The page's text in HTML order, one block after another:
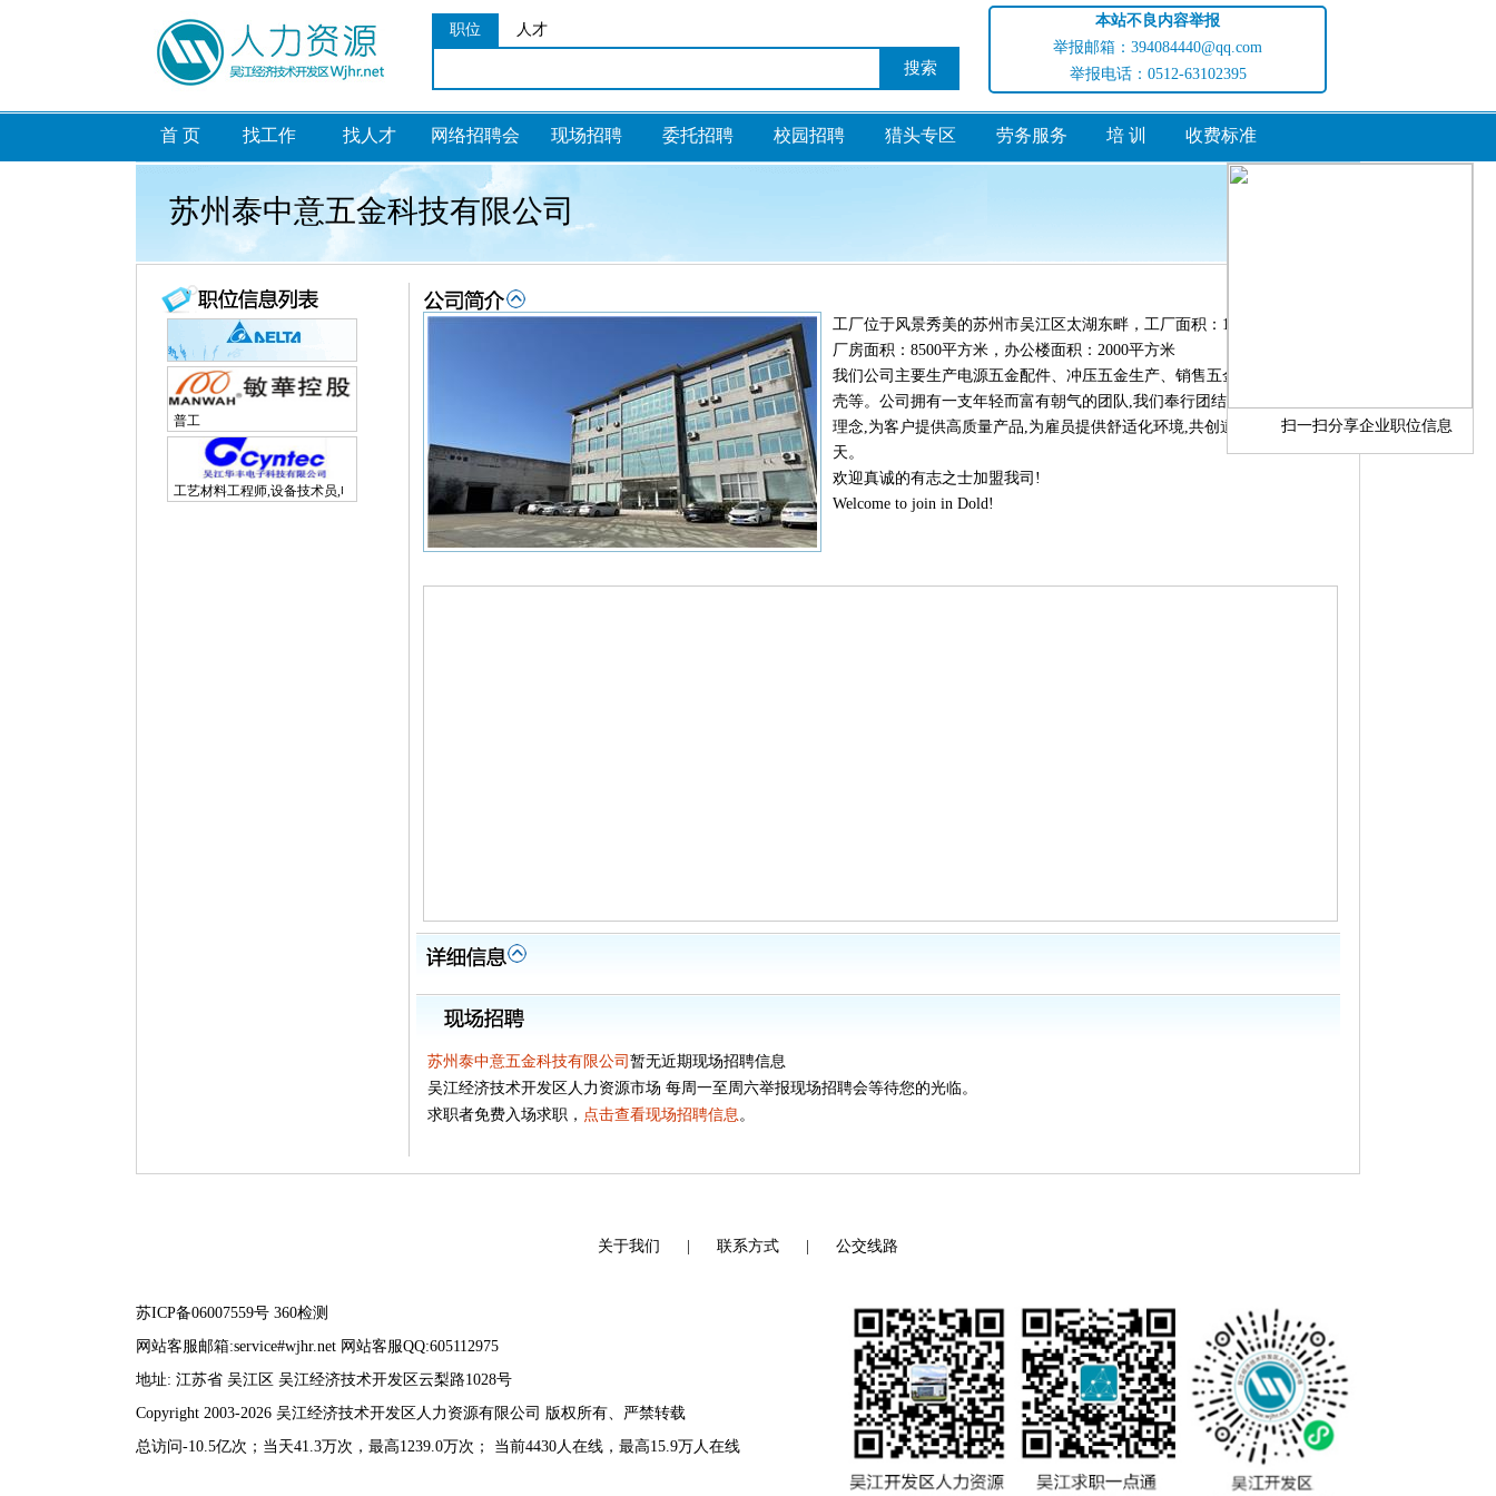
职位 人才
本站不良内容举报
举报邮箱：394084440@qq.com
举报电话：0512-63102395
首 页 找工作 找人才 网络招聘会 现场招聘 委托招聘 校园招聘 猎头专区 劳务服务 培 训 收费标准
苏州泰中意五金科技有限公司
普工
工艺材料工程师,设备技术员,电子研发工程师
扫一扫分享企业职位信息
工厂位于风景秀美的苏州市吴江区太湖东畔，工厂面积：13000平方米，
厂房面积：8500平方米，办公楼面积：2000平方米
我们公司主要生产电源五金配件、冲压五金生产、销售五金配件研发、机
壳等。公司拥有一支年轻而富有朝气的团队,我们奉行团结、尊重、服务的
理念,为客户提供高质量产品,为雇员提供舒适化环境,共创道尔特美好明
天。
欢迎真诚的有志之士加盟我司!
Welcome to join in Dold!
苏州泰中意五金科技有限公司 暂无近期现场招聘信息
吴江经济技术开发区人力资源市场 每周一至周六举报现场招聘会等待您的光临。
求职者免费入场求职， 点击查看现场招聘信息。
关于我们 联系方式 公交线路
苏ICP备06007559号 360检测
网站客服邮箱:service#wjhr.net 网站客服QQ:605112975
地址: 江苏省 吴江区 吴江经济技术开发区云梨路1028号
Copyright 2003-2026 吴江经济技术开发区人力资源有限公司 版权所有、严禁转载
总访问-10.5亿次；当天41.3万次，最高1239.0万次； 当前4430人在线，最高15.9万人在线